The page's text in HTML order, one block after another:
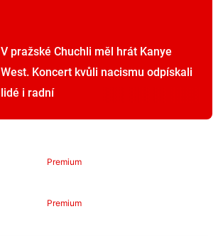
V pražské Chuchli měl hrát Kanye
West. Koncert kvůli nacismu odpískali
lidé i radní
Premium
Premium